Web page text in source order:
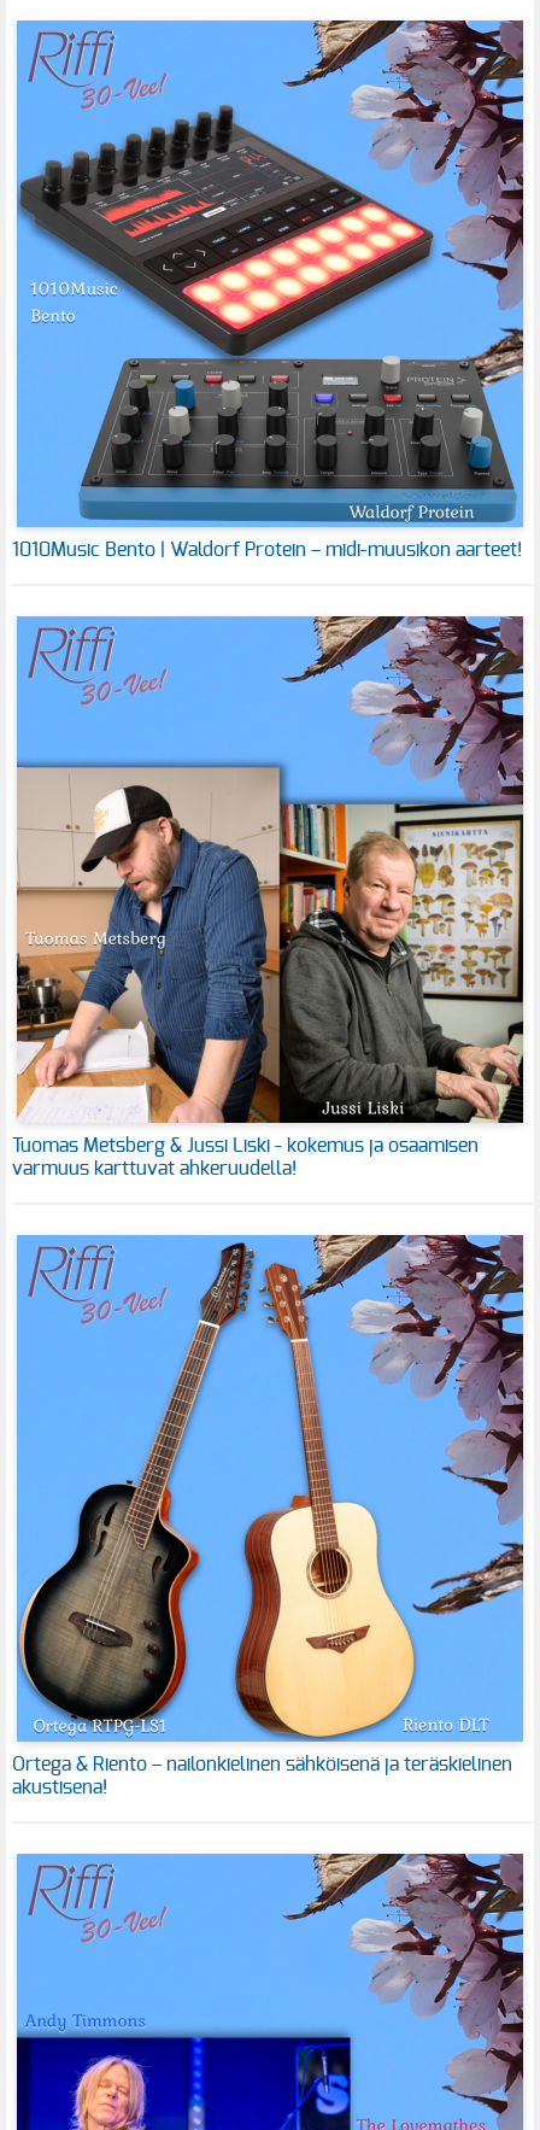
1010Music Bento | Waldorf Protein – midi-muusikon aarteet!
Tuomas Metsberg & Jussi Liski - kokemus ja osaamisen
varmuus karttuvat ahkeruudella!
Ortega & Riento – nailonkielinen sähköisenä ja teräskielinen
akustisena!